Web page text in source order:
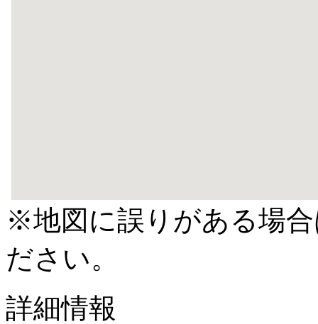
※地図に誤りがある場
ださい。
詳細情報